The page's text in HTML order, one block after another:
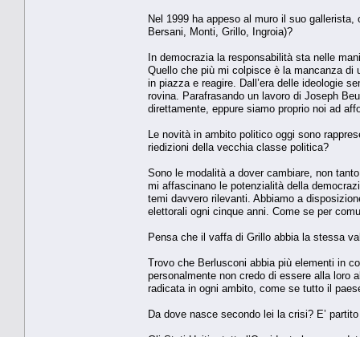
Nel 1999 ha appeso al muro il suo
Bersani, Monti, Grillo, Ingroia)?
In democrazia la responsabilità sta nelle
Quello che più mi colpisce è la mancanza di
in piazza e reagire. Dall’era delle ideologie
rovina. Parafrasando un lavoro di Joseph
direttamente, eppure siamo proprio noi ad
Le novità in ambito politico oggi sono
riedizioni della vecchia classe politica?
Sono le modalità a dover cambiare, non
mi affascinano le potenzialità della
temi davvero rilevanti. Abbiamo a
elettorali ogni cinque anni. Come se per
Pensa che il vaffa di Grillo abbia la stessa
Trovo che Berlusconi abbia più elementi in
personalmente non credo di essere alla loro
radicata in ogni ambito, come se tutto il
Da dove nasce secondo lei la crisi? E’